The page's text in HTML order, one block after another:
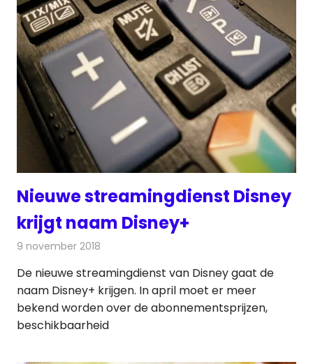
Nieuwe streamingdienst Disney
krijgt naam Disney+
9 november 2018
De nieuwe streamingdienst van Disney gaat de
naam Disney+ krijgen. In april moet er meer
bekend worden over de abonnementsprijzen,
beschikbaarheid